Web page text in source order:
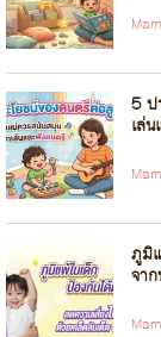
5 ป
เล่
ภูมิ
จา